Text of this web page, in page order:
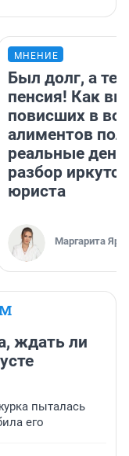
МНЕНИЕ
Был долг, а
пенсия! Как
повисших в
алиментов
реальные
разбор
юриста
Маргарита
ждать ли
пыталась
его